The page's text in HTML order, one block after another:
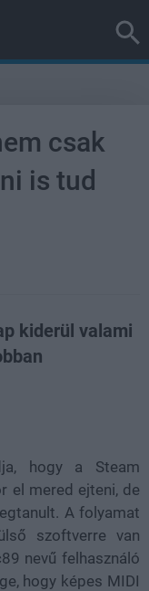
csak
is tud
kiderül valami
hogy a Steam
el mered ejteni, de
A folyamat
szoftverre van
nevű felhasználó
hogy képes MIDI